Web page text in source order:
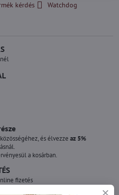
kérdés
Watchdog
és élvezze az 5%
a kosárban.
fizetés